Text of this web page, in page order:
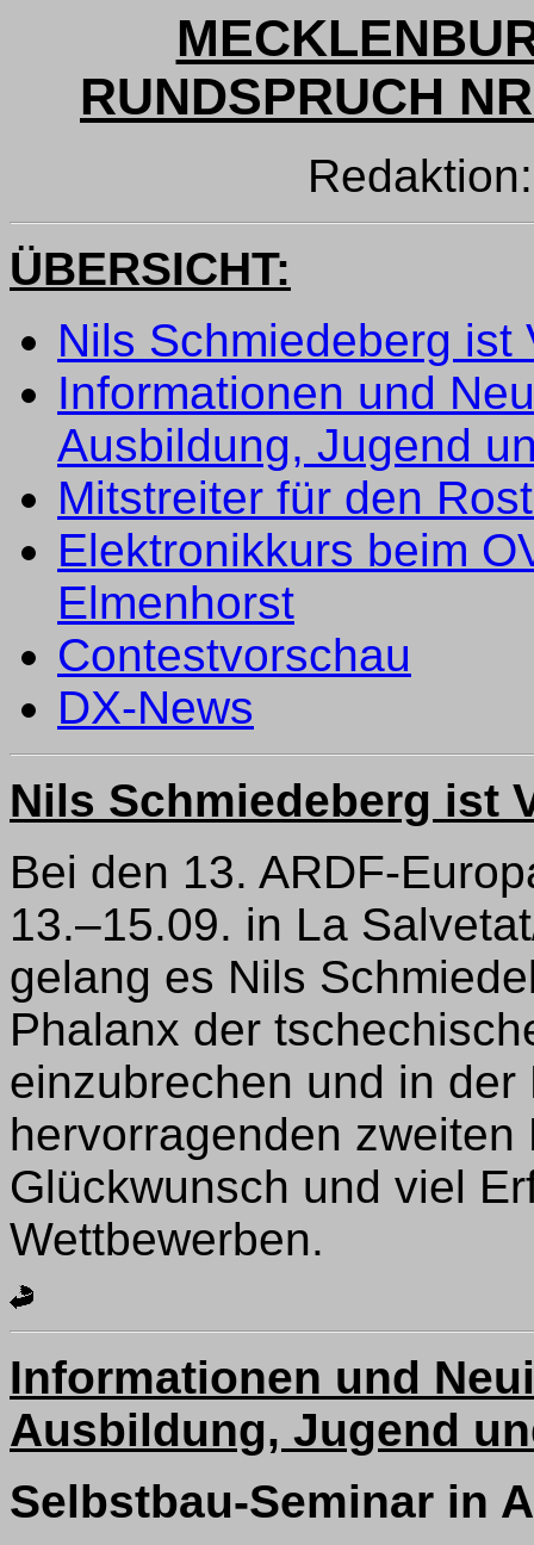
RUNDSPRUCH
ÜBERSICHT:
Nils Schmiedeberg ist
Informationen und
Ausbildung, Jugend
Mitstreiter für den
Elektronikkurs beim
Elmenhorst
Contestvorschau
DX-News
Nils Schmiedeberg ist
Bei den 13. ARDF-
13.–15.09. in La
gelang es Nils
Phalanx der
einzubrechen und in
hervorragenden
Glückwunsch und viel
Wettbewerben.
Informationen und
Ausbildung, Jugend
Selbstbau-Seminar in